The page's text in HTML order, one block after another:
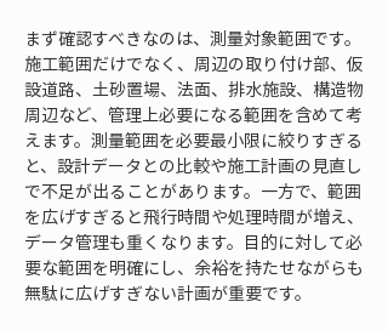
まず確認すべきなのは、測量対象範囲です。
施工範囲だけでなく、周辺の取り付け部、仮
設道路、土砂置場、法面、排水施設、構造物
周辺など、管理上必要になる範囲を含めて考
えます。測量範囲を必要最小限に絞りすぎる
と、設計データとの比較や施工計画の見直し
で不足が出ることがあります。一方で、範囲
を広げすぎると飛行時間や処理時間が増え、
データ管理も重くなります。目的に対して必
要な範囲を明確にし、余裕を持たせながらも
無駄に広げすぎない計画が重要です。